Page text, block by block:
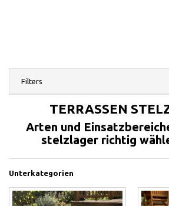
Filters
TERRASSEN
Arten und
stelzlager richtig
Unterkategorien